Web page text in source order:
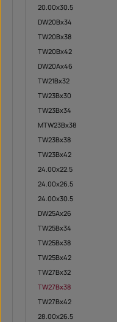
20.00x30.5
DW20Bx34
TW20Bx38
TW20Bx42
DW20Ax46
TW21Bx32
TW23Bx30
TW23Bx34
MTW23Bx38
TW23Bx38
TW23Bx42
24.00x22.5
24.00x26.5
24.00x30.5
DW25Ax26
TW25Bx34
TW25Bx38
TW25Bx42
TW27Bx32
TW27Bx38
TW27Bx42
28.00x26.5